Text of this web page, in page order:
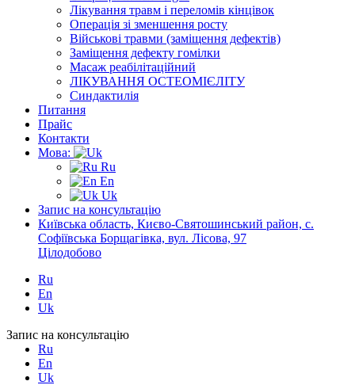
Лікування травм і переломів кінцівок
Операція зі зменшення росту
Військові травми (заміщення дефектів)
Заміщення дефекту гомілки
Масаж реабілітаційний
ЛІКУВАННЯ ОСТЕОМІЄЛІТУ
Синдактилія
Питання
Прайс
Контакти
Мова:
Ru
En
Uk
Запис на консультацію
Київська область, Києво-Святошинський район, с.
Софіївська Борщагівка, вул. Лісова, 97
Цілодобово
Ru
En
Uk
Запис на консультацію
Ru
En
Uk